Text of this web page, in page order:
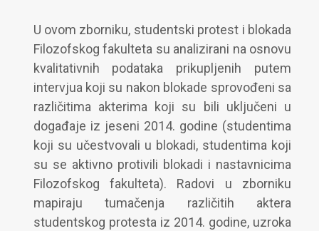
U ovom zborniku, studentski protest i blokada
Filozofskog fakulteta su analizirani na osnovu
kvalitativnih podataka prikupljenih putem
intervjua koji su nakon blokade sprovođeni sa
različitima akterima koji su bili uključeni u
događaje iz jeseni 2014. godine (studentima
koji su učestvovali u blokadi, studentima koji
su se aktivno protivili blokadi i nastavnicima
Filozofskog fakulteta). Radovi u zborniku
mapiraju tumačenja različitih aktera
studentskog protesta iz 2014. godine, uzroka